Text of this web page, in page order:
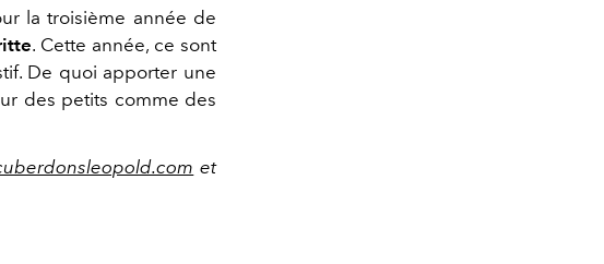
la troisième année de
. Cette année, ce sont
De quoi apporter une
des petits comme des
et